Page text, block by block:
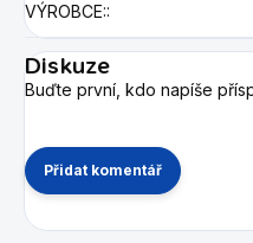
VÝROBCE::
Diskuze
Buďte první, kdo napíše
Přidat komentář